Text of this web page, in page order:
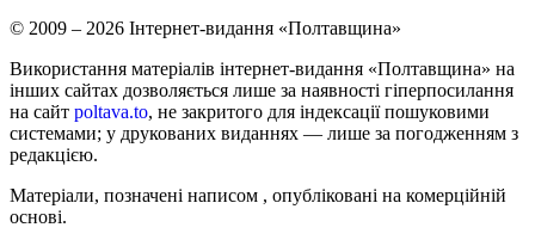
© 2009 – 2026 Інтернет-видання «Полтавщина»
Використання матеріалів інтернет-видання «Полтавщина» на
інших сайтах дозволяється лише за наявності гіперпосилання
на сайт poltava.to, не закритого для індексації пошуковими
системами; у друкованих виданнях — лише за погодженням з
редакцією.
Матеріали, позначені написом , опубліковані на комерційній
основі.